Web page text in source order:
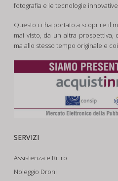
fotografia e le tecnologie innovative
Questo ci ha portato a scoprire il
mai visto, da un altra
ma allo stesso tempo originale e
SERVIZI
Assistenza e Ritiro
Noleggio Droni